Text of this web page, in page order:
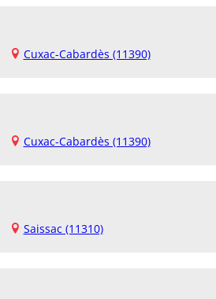
Cuxac-Cabardès (11390)
Cuxac-Cabardès (11390)
Saissac (11310)